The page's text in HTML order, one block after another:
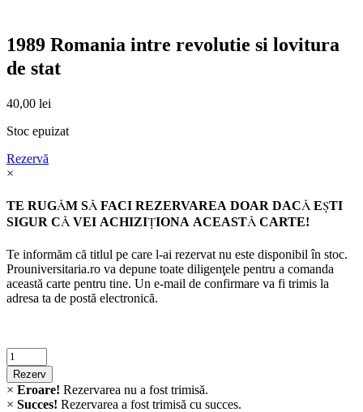
1989 Romania intre revolutie si lovitura
de stat
40,00 lei
Stoc epuizat
Rezervă
×
TE RUGĂM SĂ FACI REZERVAREA DOAR DACĂ EŞTI
SIGUR CĂ VEI ACHIZIŢIONA ACEASTĂ CARTE!
Te informăm că titlul pe care l-ai rezervat nu este disponibil în stoc.
Prouniversitaria.ro va depune toate diligenţele pentru a comanda
această carte pentru tine. Un e-mail de confirmare va fi trimis la
adresa ta de postă electronică.
Criminalistica
quantity
Rezerv
× Eroare! Rezervarea nu a fost trimisă.
× Succes! Rezervarea a fost trimisă cu succes.